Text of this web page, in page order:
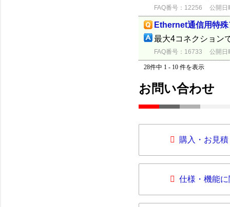
FAQ番号：12256 公開日
Ethernet通信用特
最大4コネクション
FAQ番号：16733 公開日
28件中 1 - 10 件を表示
お問い合わせ
購入・お見
仕様・機能